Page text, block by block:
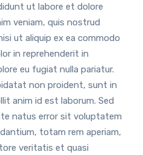
ut labore et dolore
veniam, quis nostrud
ut aliquip ex ea commodo
in reprehenderit in
eu fugiat nulla pariatur.
non proident, sunt in
anim id est laborum. Sed
natus error sit voluptatem
totam rem aperiam,
veritatis et quasi